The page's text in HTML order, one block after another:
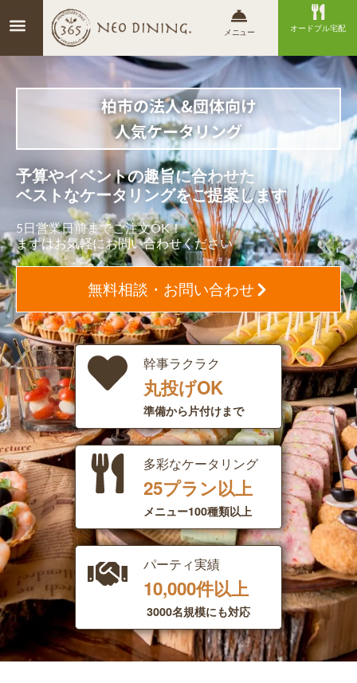
メニュー オードブル宅配
柏市の法人&団体向け
人気ケータリング
予算やイベントの趣旨に合わせた
ベストなケータリングをご提案します
5日営業日前までご注文OK！
まずはお気軽にお問い合わせください
無料相談・お問い合わせ
幹事ラクラク
丸投げOK
準備から片付けまで
多彩なケータリング​
25プラン以上
メニュー100種類以上
パーティ実績​​
10,000件以上​
3000名規模にも対応